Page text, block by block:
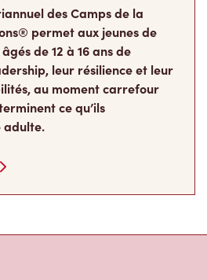
permet aux jeunes de
de 12 à 16 ans de
leur résilience et leur
au moment carrefour
ce qu’ils
adulte.